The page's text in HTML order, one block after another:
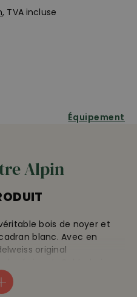
, TVA incluse
Équipement
Alpin
bois de noyer et
blanc. Avec en
original
de nature alpine ornant
par Waidzeit dans les